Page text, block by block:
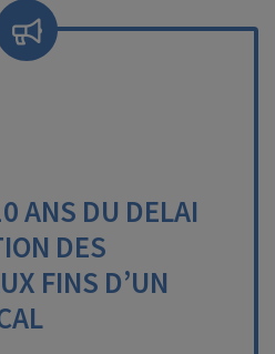
ANS DU DELAI
DES
FINS D’UN